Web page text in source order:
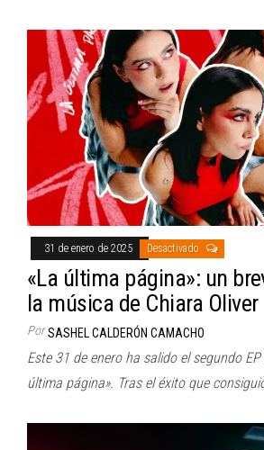
31 de enero de 2025 Desactivado
«La última página»: un
la música de Chiara Oliver
Por SASHEL CALDERÓN CAMACHO
Este 31 de enero ha salido el segundo EP
última página». Tras el éxito que